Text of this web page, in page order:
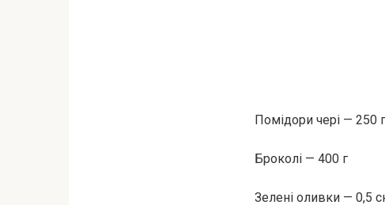
Помідори чері — 250 г
Броколі — 400 г
Зелені оливки — 0,5